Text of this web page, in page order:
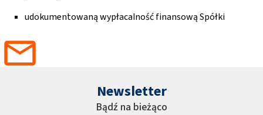
udokumentowaną wypłacalność finansową Spółki
Newsletter
Bądź na bieżąco